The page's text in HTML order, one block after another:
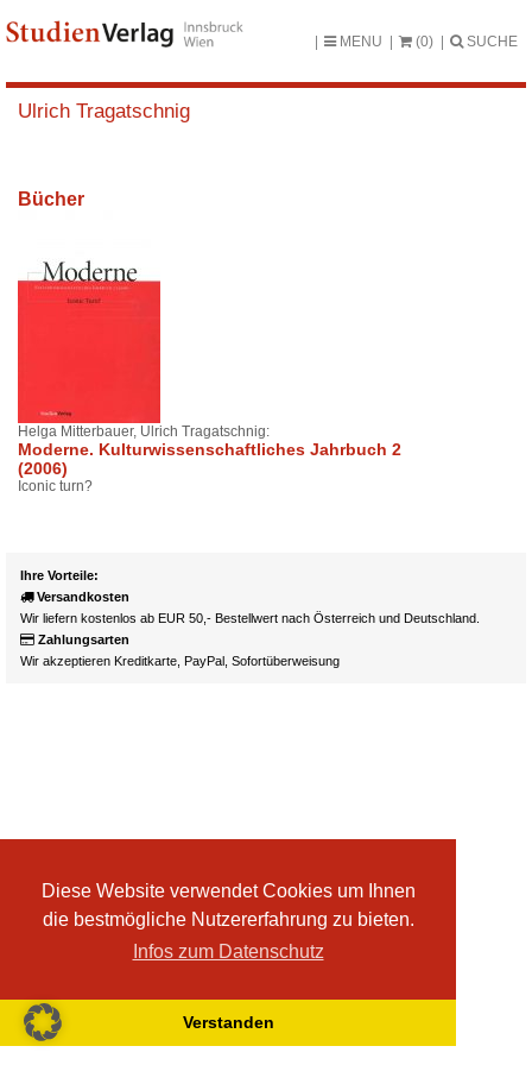
Diese Website verwendet Cookies um Ihnen
die bestmögliche Nutzererfahrung zu bieten.
Infos zum Datenschutz
Verstanden
MENU (0) SUCHE
Ulrich Tragatschnig
Bücher
Helga Mitterbauer, Ulrich Tragatschnig:
Moderne. Kulturwissenschaftliches Jahrbuch 2
(2006)
Iconic turn?
Ihre Vorteile:
Versandkosten
Wir liefern kostenlos ab EUR 50,- Bestellwert nach Österreich und Deutschland.
Zahlungsarten
Wir akzeptieren Kreditkarte, PayPal, Sofortüberweisung